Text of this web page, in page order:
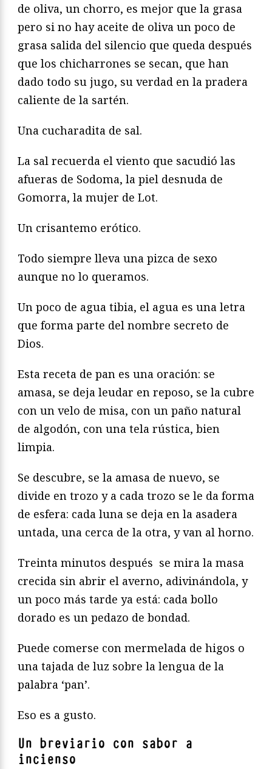
de oliva, un chorro, es mejor que la grasa
pero si no hay aceite de oliva un poco de
grasa salida del silencio que queda después
que los chicharrones se secan, que han
dado todo su jugo, su verdad en la pradera
caliente de la sartén.
Una cucharadita de sal.
La sal recuerda el viento que sacudió las
afueras de Sodoma, la piel desnuda de
Gomorra, la mujer de Lot.
Un crisantemo erótico.
Todo siempre lleva una pizca de sexo
aunque no lo queramos.
Un poco de agua tibia, el agua es una letra
que forma parte del nombre secreto de
Dios.
Esta receta de pan es una oración: se
amasa, se deja leudar en reposo, se la cubre
con un velo de misa, con un paño natural
de algodón, con una tela rústica, bien
limpia.
Se descubre, se la amasa de nuevo, se
divide en trozo y a cada trozo se le da forma
de esfera: cada luna se deja en la asadera
untada, una cerca de la otra, y van al horno.
Treinta minutos después se mira la masa
crecida sin abrir el averno, adivinándola, y
un poco más tarde ya está: cada bollo
dorado es un pedazo de bondad.
Puede comerse con mermelada de higos o
una tajada de luz sobre la lengua de la
palabra ‘pan’.
Eso es a gusto.
Un breviario con sabor a
incienso